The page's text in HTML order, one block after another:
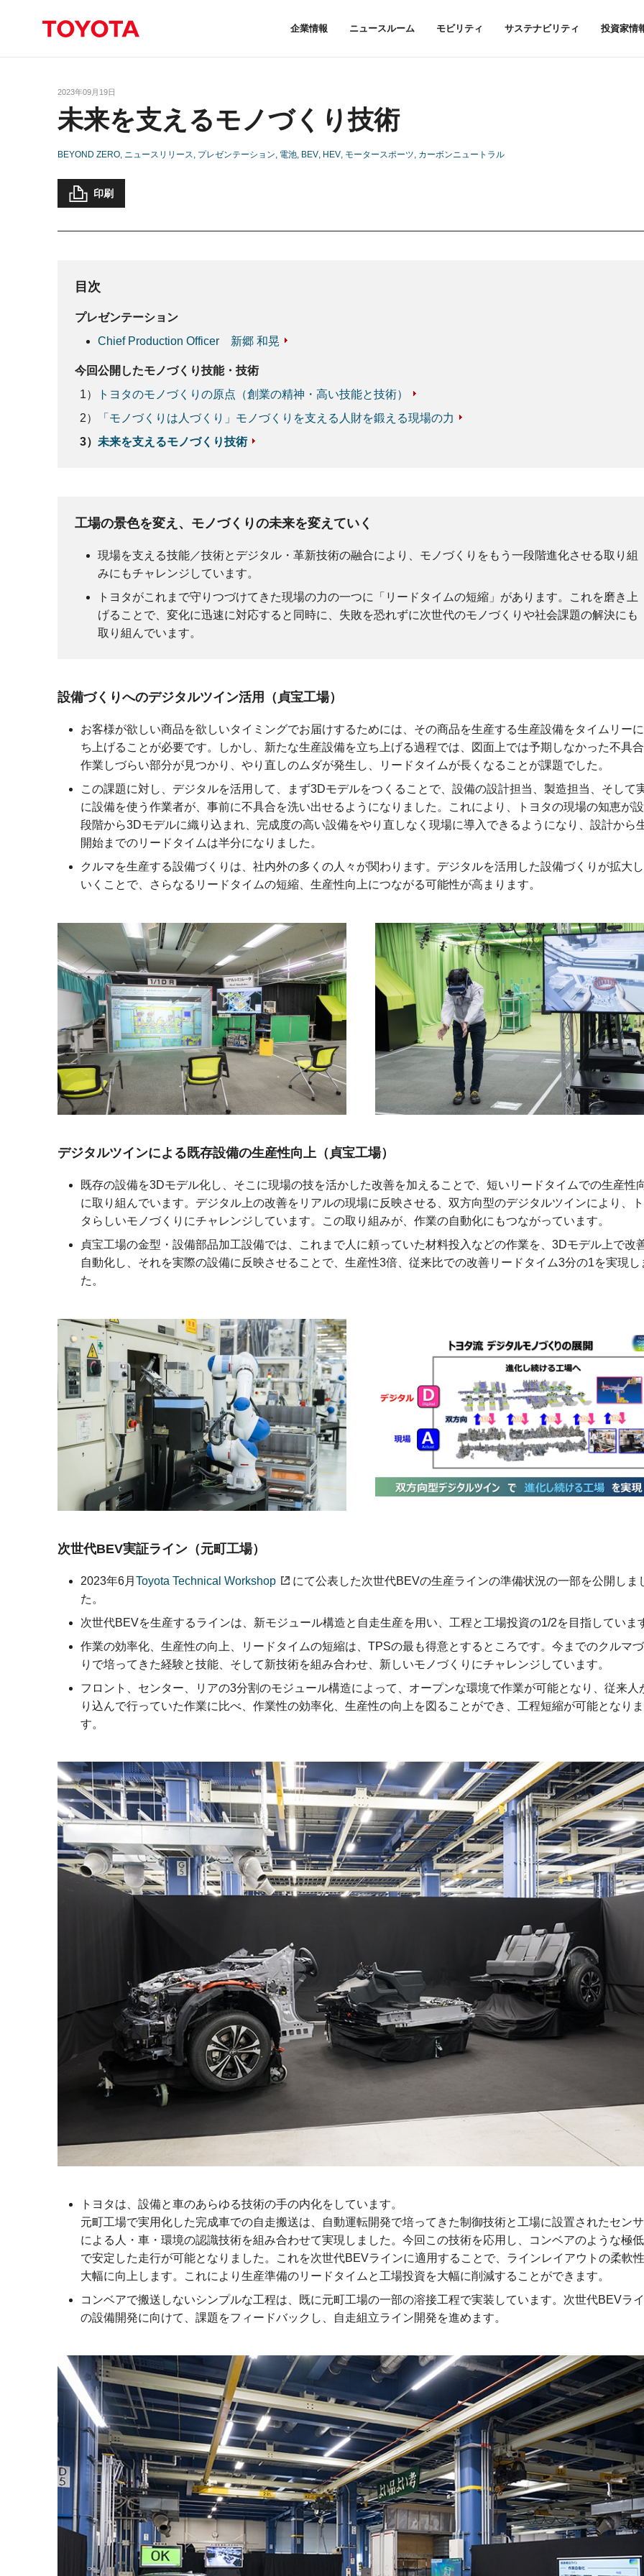
企業情報 ニュースルーム モビリティ サステナビリティ 投資家情
2023年09月19日
未来を支えるモノづくり技術
BEYOND ZERO ニュースリリース プレゼンテーション 電池 BEV HEV モータースポーツ カーボンニュートラル
印刷
目次
プレゼンテーション
Chief Production Officer 新郷 和晃
今回公開したモノづくり技能・技術
トヨタのモノづくりの原点（創業の精神・高い技能と技術）
「モノづくりは人づくり」モノづくりを支える人財を鍛える現場の力
未来を支えるモノづくり技術
工場の景色を変え、モノづくりの未来を変えていく
現場を支える技能／技術とデジタル・革新技術の融合により、モノづくりをもう一段階進化させる取り組
みにもチャレンジしています。
トヨタがこれまで守りつづけてきた現場の力の一つに「リードタイムの短縮」があります。これを磨き上
げることで、変化に迅速に対応すると同時に、失敗を恐れずに次世代のモノづくりや社会課題の解決にも
取り組んでいます。
設備づくりへのデジタルツイン活用 （貞宝工場）
お客様が欲しい商品を欲しいタイミングでお届けするためには、その商品を生産する生産設備をタイムリー
ち上げることが必要です。しかし、新たな生産設備を立ち上げる過程では、図面上では予期しなかった不具
作業しづらい部分が見つかり、やり直しのムダが発生し、リードタイムが長くなることが課題でした。
この課題に対し、デジタルを活用して、まず3Dモデルをつくることで、設備の設計担当、製造担当、そして
に設備を使う作業者が、事前に不具合を洗い出せるようになりました。これにより、トヨタの現場の知恵が
段階から3Dモデルに織り込まれ、完成度の高い設備をやり直しなく現場に導入できるようになり、設計から
開始までのリードタイムは半分になりました。
クルマを生産する設備づくりは、社内外の多くの人々が関わります。デジタルを活用した設備づくりが拡大
いくことで、さらなるリードタイムの短縮、生産性向上につながる可能性が高まります。
デジタルツインによる既存設備の生産性向上 （貞宝工場）
既存の設備を3Dモデル化し、そこに現場の技を活かした改善を加えることで、短いリードタイムでの生産性
に取り組んでいます。デジタル上の改善をリアルの現場に反映させる、双方向型のデジタルツインにより、
タらしいモノづくりにチャレンジしています。この取り組みが、作業の自動化にもつながっています。
貞宝工場の金型・設備部品加工設備では、これまで人に頼っていた材料投入などの作業を、3Dモデル上で改
自動化し、それを実際の設備に反映させることで、生産性3倍、従来比での改善リードタイム3分の1を実現し
た。
次世代BEV実証ライン （元町工場）
2023年6月 Toyota Technical Workshop
にて公表した次世代BEVの生産ラインの準備状況の一部を公開しま
た。
次世代BEVを生産するラインは、新モジュール構造と自走生産を用い、工程と工場投資の1/2を目指していま
作業の効率化、生産性の向上、リードタイムの短縮は、TPSの最も得意とするところです。今までのクルマ
りで培ってきた経験と技能、そして新技術を組み合わせ、新しいモノづくりにチャレンジしています。
フロント、センター、リアの3分割のモジュール構造によって、オープンな環境で作業が可能となり、従来人
り込んで行っていた作業に比べ、作業性の効率化、生産性の向上を図ることができ、工程短縮が可能となりま
す。
トヨタは、設備と車のあらゆる技術の手の内化をしています。
元町工場で実用化した完成車での自走搬送は、自動運転開発で培ってきた制御技術と工場に設置されたセン
による人・車・環境の認識技術を組み合わせて実現しました。今回この技術を応用し、コンベアのような極
で安定した走行が可能となりました。これを次世代BEVラインに適用することで、ラインレイアウトの柔軟
大幅に向上します。これにより生産準備のリードタイムと工場投資を大幅に削減することができます。
コンベアで搬送しないシンプルな工程は、既に元町工場の一部の溶接工程で実装しています。次世代BEVラ
の設備開発に向けて、課題をフィードバックし、自走組立ライン開発を進めます。